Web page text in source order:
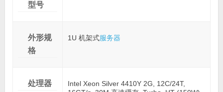
型号
外形规
格
1U 机架式服务器
处理器
Intel Xeon Silver 4410Y 2G, 12C/24T,